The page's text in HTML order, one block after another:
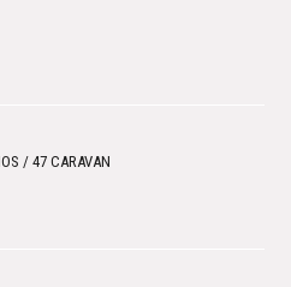
/ 47 CARAVAN